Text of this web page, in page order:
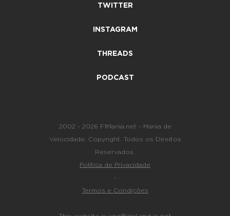
TWITTER
INSTAGRAM
THREADS
PODCAST
2002 - 2026 F1Mania.net - Mania de
Velocidade. Copyright. Todos os Direitos
Reservados.
Política de Privacidade
-
Termos e Condições